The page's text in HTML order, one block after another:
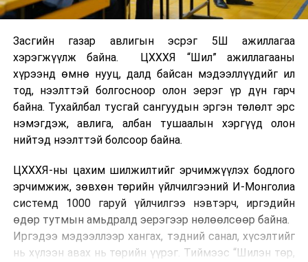
Засгийн газар авлигын эсрэг 5Ш ажиллагаа
хэрэгжүүлж байна. ЦХХХЯ “Шил” ажиллагааны
хүрээнд өмнө нууц, далд байсан мэдээллүүдийг ил
тод, нээлттэй болгосноор олон эерэг үр дүн гарч
байна. Тухайлбал тусгай сангуудын эргэн төлөлт эрс
нэмэгдэж, авлига, албан тушаалын хэргүүд олон
нийтэд нээлттэй болсоор байна.
ЦХХХЯ-ны цахим шилжилтийг эрчимжүүлэх бодлого
эрчимжиж, зөвхөн төрийн үйлчилгээний И-Монголиа
системд 1000 гаруй үйлчилгээ нэвтэрч, иргэдийн
өдөр тутмын амьдралд эерэгээр нөлөөлсөөр байна.
Иргэдээ мэдээллээр хангах, тэдний санал, хүсэлтийг
нь хүлээн авах нь төрийн үүрэг. Тиймээс “Шилэн төр,